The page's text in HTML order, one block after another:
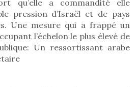
qu’elle a commandité elle
pression d’Israël et de pays
Une mesure qui a frappé un
l’échelon le plus élevé de
Un ressortissant arabe